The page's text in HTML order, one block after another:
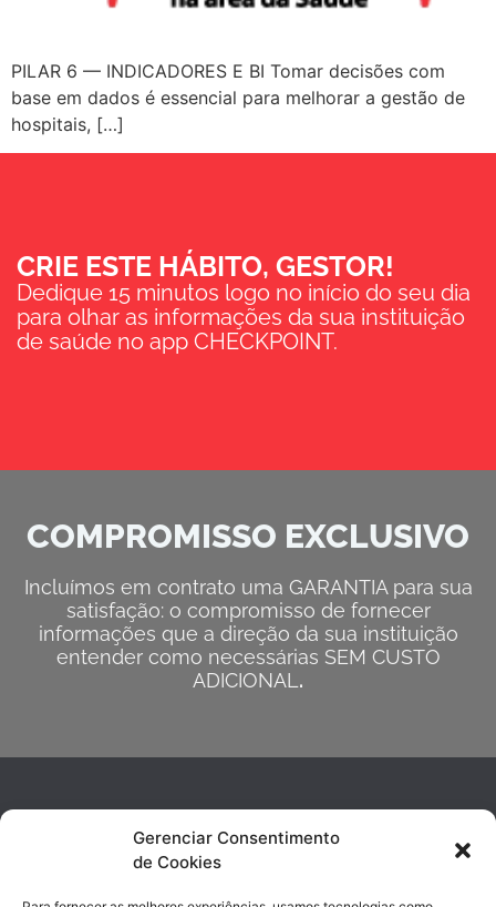
Gerenciar Consentimento
de Cookies
PILAR 6 — INDICADORES E BI Tomar decisões com
base em dados é essencial para melhorar a gestão de
hospitais, […]
CRIE ESTE HÁBITO, GESTOR!
Dedique 15 minutos logo no início do seu dia
para olhar as informações da sua instituição
de saúde no app CHECKPOINT.
COMPROMISSO EXCLUSIVO
Incluímos em contrato uma GARANTIA para sua
satisfação: o compromisso de fornecer
informações que a direção da sua instituição
entender como necessárias SEM CUSTO
ADICIONAL .